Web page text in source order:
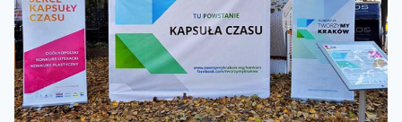
20.09
"Навчання
НАБІР